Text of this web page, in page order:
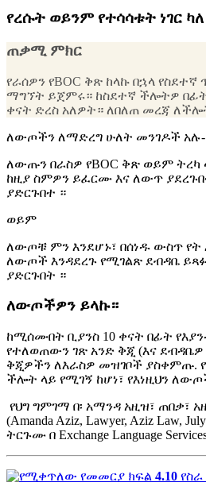
የረሱት ወይንም የተሳሳቱት ነገር ካለ
ጠቃሚ ምክር
የራሰዎን የBOC ቅጽ ከላኩ በኋላ
ማግኘት ይጀምሩ። ከስደተኛ ችሎትዎ በፊት
ቀናት ድረስ አለዎት። ለበለጠ መረጃ
ለውጦችን ለማድረግ ሁለት መንገዶች አሉ-
ለውጡን በራስዎ የBOC ቅጽ ወይም ትረካ
ከዚያ ስምዎን ይፈርሙ እና ለውጥ
ያድርጉበተ ።
ወይም
ለውጦቹ ምን እንደሆኑ፣ በሰነዱ ውስጥ የት
ለውጦች እንዳደረጉ የሚገልጽ ደብዳቤ
ያድርጉበት ።
ለውጦችዎን ይላኩ።
ከሚሰሙበት ቢያንስ 10 ቀናት በፊት
የተለወጠውን ገጽ አንድ ቅጂ (እና ደብዳቤዎ
ቅጂዎችን ለእራስዎ መዝገቦች ያስቀምጡ.
ችሎት ላይ የሚገኝ ከሆነ፣ የእነዚህን
የህግ ግምገማ በ፡ አማንዳ አዚዝ፣ ጠበቃ፣
(Amanda Aziz, Lawyer, Aziz Law,
ትርጉሙ በ Exchange Language
4.10